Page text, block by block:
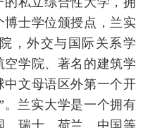
博士学位颁授点，兰实
，外交与国际关系学
空学院、著名的建筑学
中文母语区外第一个开
。兰实大学是一个拥有
，瑞士，荷兰，中国等